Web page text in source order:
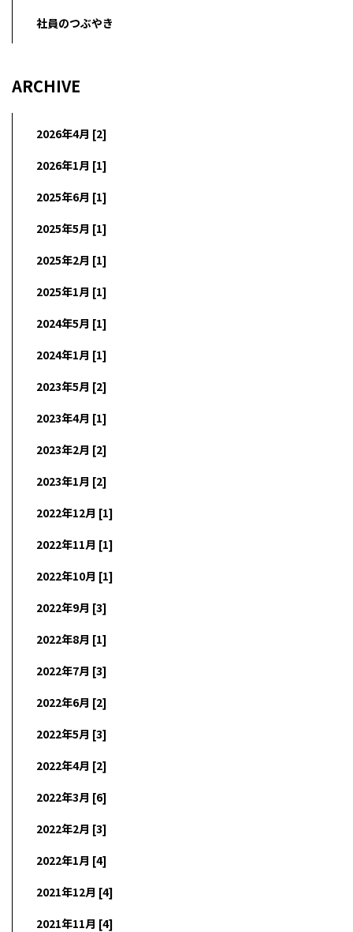
社員のつぶやき
ARCHIVE
2026年4月 [2]
2026年1月 [1]
2025年6月 [1]
2025年5月 [1]
2025年2月 [1]
2025年1月 [1]
2024年5月 [1]
2024年1月 [1]
2023年5月 [2]
2023年4月 [1]
2023年2月 [2]
2023年1月 [2]
2022年12月 [1]
2022年11月 [1]
2022年10月 [1]
2022年9月 [3]
2022年8月 [1]
2022年7月 [3]
2022年6月 [2]
2022年5月 [3]
2022年4月 [2]
2022年3月 [6]
2022年2月 [3]
2022年1月 [4]
2021年12月 [4]
2021年11月 [4]